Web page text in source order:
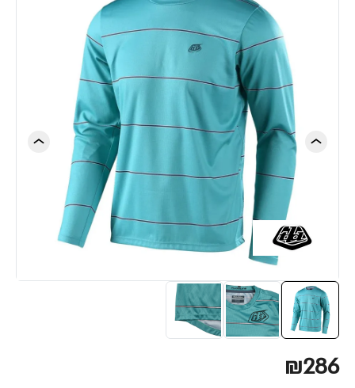
₪286